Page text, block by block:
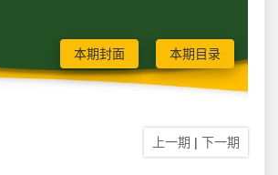
本期封面 本期目录
上一期 | 下一期